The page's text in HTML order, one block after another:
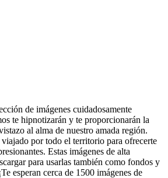
de imágenes cuidadosamente
te hipnotizarán y te proporcionarán la
al alma de nuestro amada región.
por todo el territorio para ofrecerte
Estas imágenes de alta
para usarlas también como fondos y
esperan cerca de 1500 imágenes de